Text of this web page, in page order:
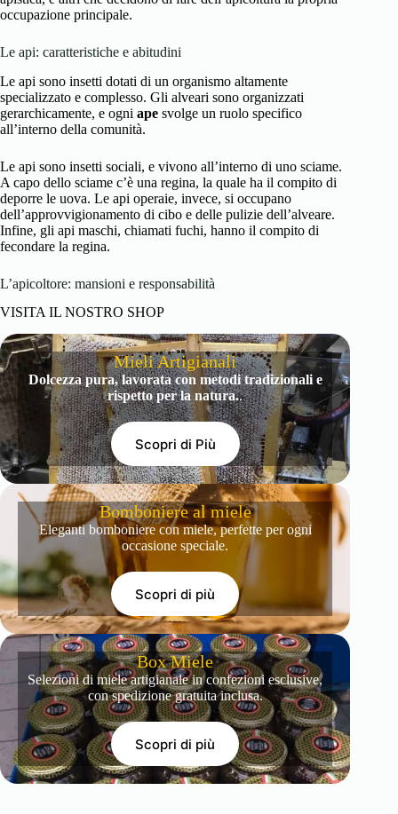
occupazione principale.
Le api: caratteristiche e abitudini
Le api sono insetti dotati di un organismo altamente
specializzato e complesso. Gli alveari sono organizzati
gerarchicamente, e ogni ape svolge un ruolo specifico
all’interno della comunità.
Le api sono insetti sociali, e vivono all’interno di uno sciame.
A capo dello sciame c’è una regina, la quale ha il compito di
deporre le uova. Le api operaie, invece, si occupano
dell’approvvigionamento di cibo e delle pulizie dell’alveare.
Infine, gli api maschi, chiamati fuchi, hanno il compito di
fecondare la regina.
L’apicoltore: mansioni e responsabilità
VISITA IL NOSTRO SHOP
Mieli Artigianali
Dolcezza pura, lavorata con metodi tradizionali e
rispetto per la natura..
Scopri di Più
Bomboniere al miele
Eleganti bomboniere con miele, perfette per ogni
occasione speciale.
Scopri di più
Box Miele
Selezioni di miele artigianale in confezioni esclusive,
con spedizione gratuita inclusa.
Scopri di più